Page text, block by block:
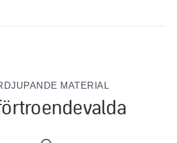
MATERIAL